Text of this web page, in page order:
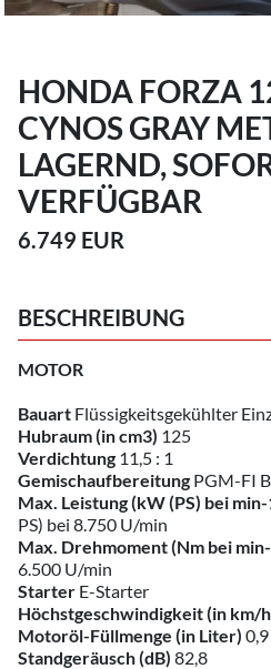
HONDA FORZA
CYNOS GRAY
LAGERND,
VERFÜGBAR
6.749 EUR
BESCHREIBUNG
MOTOR
Bauart Flüssigkeitsgekühlter
Hubraum (in cm3) 125
Verdichtung 11,5 : 1
Gemischaufbereitung PGM-FI
Max. Leistung (kW (PS) bei
PS) bei 8.750 U/min
Max. Drehmoment (Nm bei
6.500 U/min
Starter E-Starter
Höchstgeschwindigkeit (in km/
Motoröl-Füllmenge (in Liter) 0,9
Standgeräusch (dB) 82,8